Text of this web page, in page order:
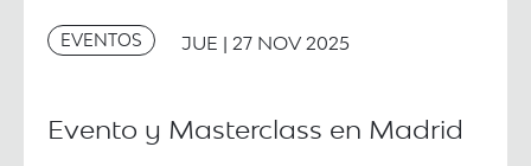
EVENTOS JUE | 27 NOV 2025
Evento y Masterclass en Madrid